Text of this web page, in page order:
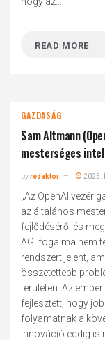
READ MORE
GAZDASÁG
Sam Altmann
mesterséges
byredaktor 2025.
„Az OpenAI
az általános
fejlődéséről és
AGI fogalma nem
rendszert jelent,
összetettebb
területen. Az
fejlesztett, hogy
folyamatnak a
innováció eddig is